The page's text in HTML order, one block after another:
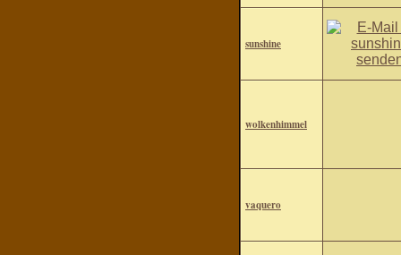
sunshine
wolkenhimmel
vaquero